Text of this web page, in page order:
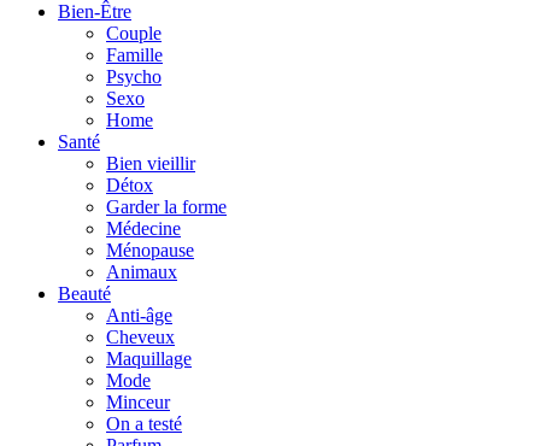
Bien-Être
Couple
Famille
Psycho
Sexo
Home
Santé
Bien vieillir
Détox
Garder la forme
Médecine
Ménopause
Animaux
Beauté
Anti-âge
Cheveux
Maquillage
Mode
Minceur
On a testé